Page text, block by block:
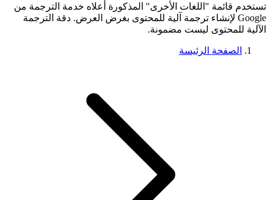
تستخدم قائمة "اللغات الأخرى" المذكورة أعلاه خدمة الترجمة من
Google لإنشاء ترجمة آلية للمحتوى بغرض العرض. دقة الترجمة
الآلية للمحتوى ليست مضمونة.
الصفحة الرئيسة